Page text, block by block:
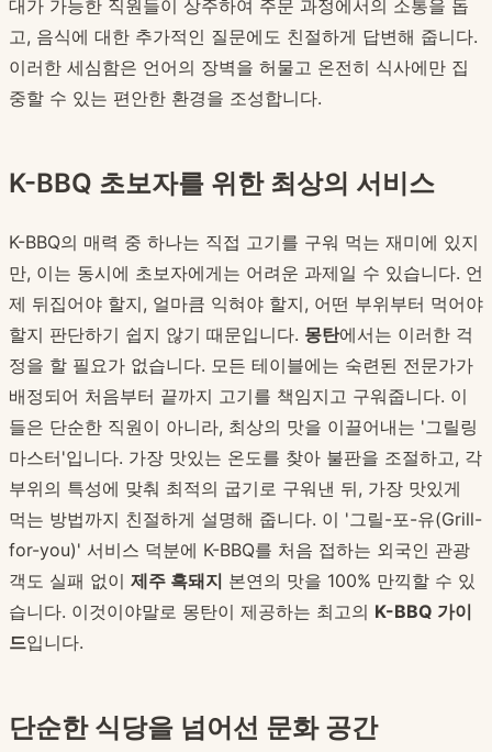
대가 가능한 직원들이 상주하여 주문 과정에서의 소통을 돕
고, 음식에 대한 추가적인 질문에도 친절하게 답변해 줍니다.
이러한 세심함은 언어의 장벽을 허물고 온전히 식사에만 집
중할 수 있는 편안한 환경을 조성합니다.
K-BBQ 초보자를 위한 최상의 서비스
K-BBQ의 매력 중 하나는 직접 고기를 구워 먹는 재미에 있지
만, 이는 동시에 초보자에게는 어려운 과제일 수 있습니다. 언
제 뒤집어야 할지, 얼마큼 익혀야 할지, 어떤 부위부터 먹어야
할지 판단하기 쉽지 않기 때문입니다. 몽탄에서는 이러한 걱
정을 할 필요가 없습니다. 모든 테이블에는 숙련된 전문가가
배정되어 처음부터 끝까지 고기를 책임지고 구워줍니다. 이
들은 단순한 직원이 아니라, 최상의 맛을 이끌어내는 '그릴링
마스터'입니다. 가장 맛있는 온도를 찾아 불판을 조절하고, 각
부위의 특성에 맞춰 최적의 굽기로 구워낸 뒤, 가장 맛있게
먹는 방법까지 친절하게 설명해 줍니다. 이 '그릴-포-유(Grill-
for-you)' 서비스 덕분에 K-BBQ를 처음 접하는 외국인 관광
객도 실패 없이 제주 흑돼지 본연의 맛을 100% 만끽할 수 있
습니다. 이것이야말로 몽탄이 제공하는 최고의 K-BBQ 가이
드입니다.
단순한 식당을 넘어선 문화 공간